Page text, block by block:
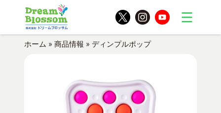
ホーム » 商品情報 » ディンプルポップ